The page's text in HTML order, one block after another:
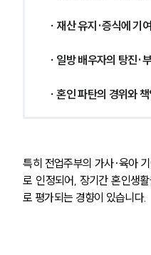
∙ 재산 유지·증식에 기
∙ 일방 배우자의 탕진·
∙ 혼인 파탄의 경위와
특히 전업주부의 가사·육아
로 인정되어, 장기간 혼인생
로 평가되는 경향이 있습니다.